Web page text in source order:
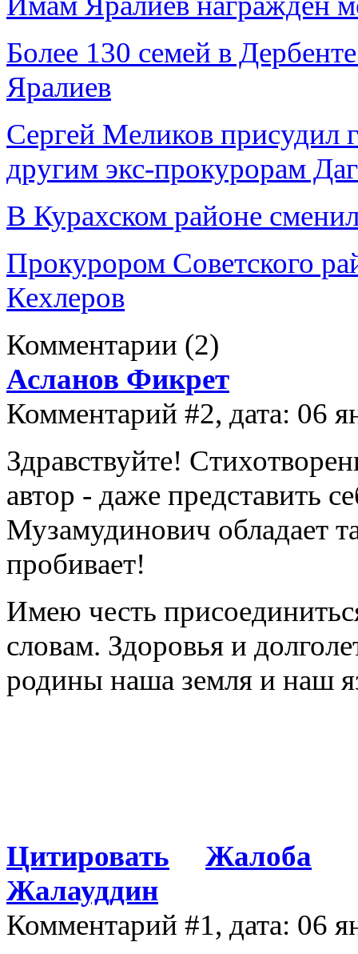
Более 130 семей в
Яралиев
Сергей Меликов присудил
другим экс-прокурорам
В Курахском районе
Прокурором Советского
Кехлеров
Комментарии (2)
Асланов Фикрет
Комментарий #2, дата: 06
Здравствуйте!
автор - даже представить
Музамудинович обладает
пробивает!
Имею честь
словам. Здоровья и
родины наша земля и наш
Цитировать
Жалоба
Жалауддин
Комментарий #1, дата: 06